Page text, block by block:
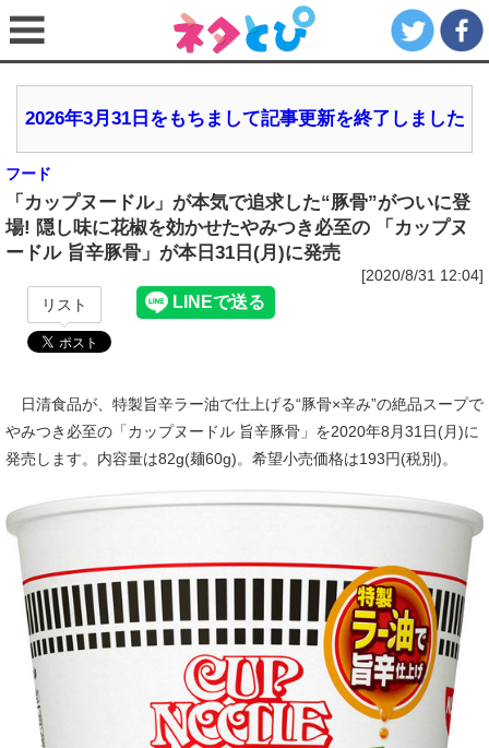
2026年3月31日をもちまして記事更新を終了しました
フード
「カップヌードル」が本気で追求した“豚骨”がついに登
場! 隠し味に花椒を効かせたやみつき必至の 「カップヌ
ードル 旨辛豚骨」が本日31日(月)に発売
[2020/8/31 12:04]
リスト
日清食品が、特製旨辛ラー油で仕上げる“豚骨×辛み”の絶品スープで
やみつき必至の「カップヌードル 旨辛豚骨」を2020年8月31日(月)に
発売します。内容量は82g(麺60g)。希望小売価格は193円(税別)。